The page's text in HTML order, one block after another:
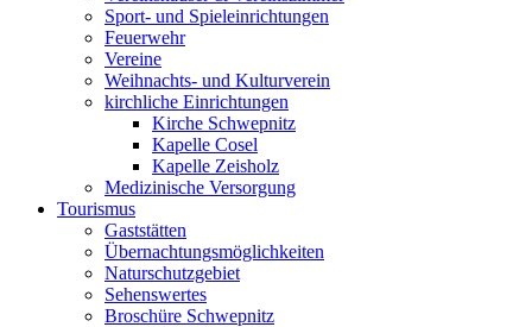
Sport- und Spieleinrichtungen
Feuerwehr
Vereine
Weihnachts- und Kulturverein
kirchliche Einrichtungen
Kirche Schwepnitz
Kapelle Cosel
Kapelle Zeisholz
Medizinische Versorgung
Tourismus
Gaststätten
Übernachtungsmöglichkeiten
Naturschutzgebiet
Sehenswertes
Broschüre Schwepnitz